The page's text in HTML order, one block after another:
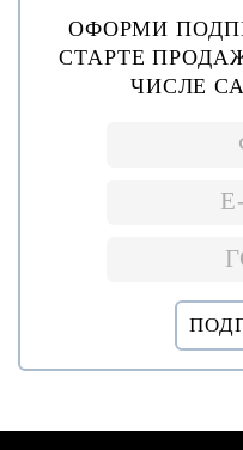
ОФОРМИ
СТАРТЕ
ЧИСЛЕ